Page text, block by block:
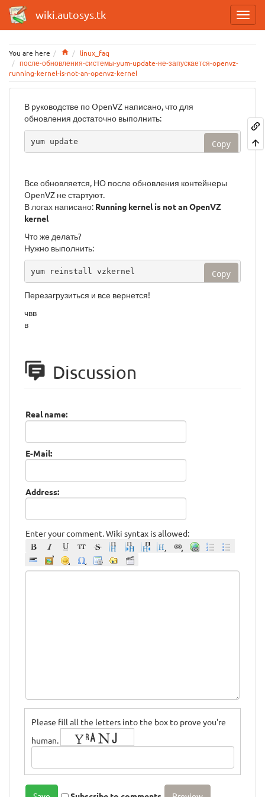
wiki.autosys.tk
You are here Homelinux_faq
после-обновления-системы-yum-update-не-запускается-openvz-
running-kernel-is-not-an-openvz-kernel
В руководстве по OpenVZ написано, что для
обновления достаточно выполнить:
yum update Copy
Все обновляется, НО после обновления контейнеры
OpenVZ не стартуют.
В логах написано: Running kernel is not an OpenVZ
kernel
Что же делать?
Нужно выполнить:
yum reinstall vzkernel Copy
Перезагрузиться и все вернется!
чвв
в
Discussion
Real name:
E-Mail:
Address:
Enter your comment. Wiki syntax is allowed:
Please fill all the letters into the box to prove you're
human.